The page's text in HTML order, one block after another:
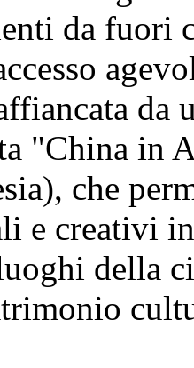
da fuori
da
"China in
che
e creativi
della